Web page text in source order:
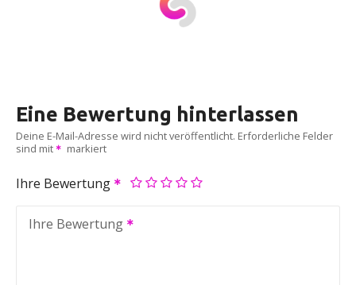
Eine Bewertung hinterlassen
Deine E-Mail-Adresse wird nicht veröffentlicht. Erforderliche Felder
sind mit
markiert
Ihre Bewertung
Ihre Bewertung